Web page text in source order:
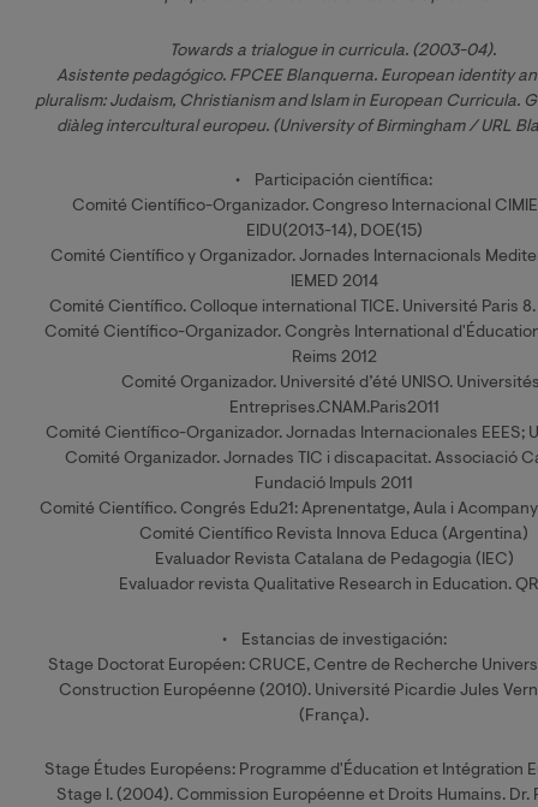
Towards a trialogue in curricula. (2003-04).
Asistente pedagógico. FPCEE Blanquerna. European identity
pluralism: Judaism, Christianism and Islam in European Curricula.
diàleg intercultural europeu. (University of Birmingham / URL
• Participación científica:
Comité Científico-Organizador. Congreso Internacional
EIDU(2013-14), DOE(15)
Comité Científico y Organizador. Jornades Internacionals
IEMED 2014
Comité Científico. Colloque international TICE. Université Paris
Comité Científico-Organizador. Congrès International
Reims 2012
Comité Organizador. Université d’été UNISO.
Entreprises.CNAM.Paris2011
Comité Científico-Organizador. Jornadas Internacionales EEES;
Comité Organizador. Jornades TIC i discapacitat. Associació
Fundació Impuls 2011
Comité Científico. Congrés Edu21: Aprenentatge, Aula i
Comité Científico Revista Innova Educa (Argentina)
Evaluador Revista Catalana de Pedagogia (IEC)
Evaluador revista Qualitative Research in Education.
• Estancias de investigación:
Stage Doctorat Européen: CRUCE, Centre de Recherche
Construction Européenne (2010). Université Picardie Jules
(França).
Stage Études Européens: Programme d'Éducation et Intégration
Stage I. (2004). Commission Européenne et Droits Humains. Dr.